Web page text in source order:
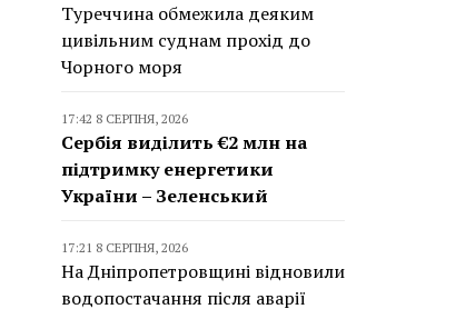
Туреччина обмежила деяким
цивільним суднам прохід до
Чорного моря
17:42 8 СЕРПНЯ, 2026
Сербія виділить €2 млн на
підтримку енергетики
України – Зеленський
17:21 8 СЕРПНЯ, 2026
На Дніпропетровщині відновили
водопостачання після аварії